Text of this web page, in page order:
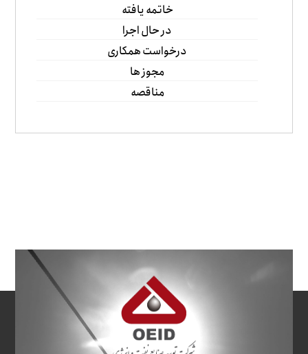
خاتمه یافته
در حال اجرا
درخواست همکاری
مجوز ها
مناقصه